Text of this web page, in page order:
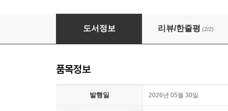
기차는 지리산에 멈추고
도서정보 리뷰/한줄평 (2/2)
품목정보
발행일 2026년 05월 30일